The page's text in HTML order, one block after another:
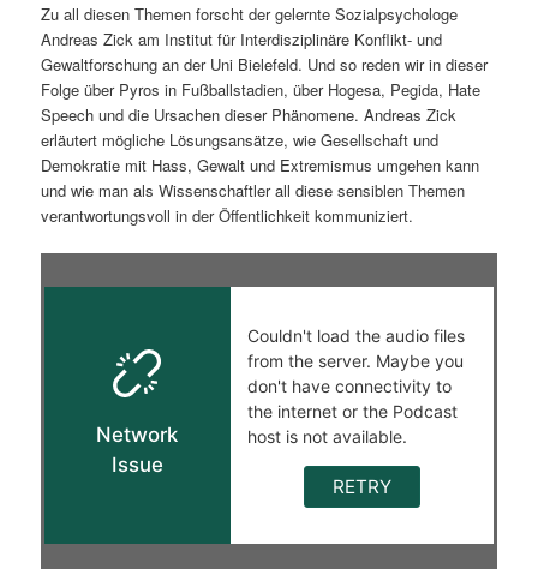
n
g
e
n
r
i
n
g
e
Zu all diesen Themen forscht der gelernte Sozialpsychologe
Andreas Zick am Institut für Interdisziplinäre Konflikt- und
Gewaltforschung an der Uni Bielefeld. Und so reden wir in dieser
Folge über Pyros in Fußballstadien, über Hogesa, Pegida, Hate
Speech und die Ursachen dieser Phänomene. Andreas Zick
erläutert mögliche Lösungsansätze, wie Gesellschaft und
Demokratie mit Hass, Gewalt und Extremismus umgehen kann
und wie man als Wissenschaftler all diese sensiblen Themen
verantwortungsvoll in der Öffentlichkeit kommuniziert.